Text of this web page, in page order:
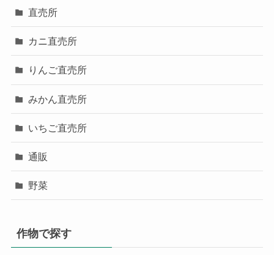
直売所
カニ直売所
りんご直売所
みかん直売所
いちご直売所
通販
野菜
作物で探す